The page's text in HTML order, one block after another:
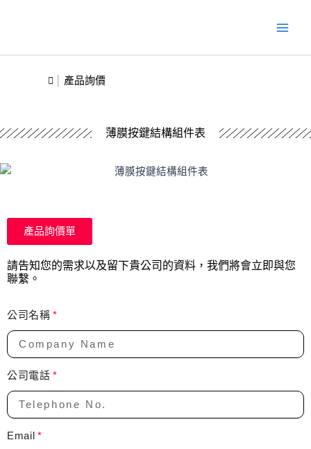
要
產品詢價
薄膜按鍵結構組件表
產品詢價單
請告知您的需求以及留下貴公司的資料，我們將會立即與您
聯繫。
公司名稱
公司電話
Email